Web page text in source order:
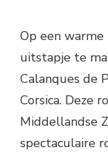
Op een
uitstapje te
Calanques de
Corsica. Deze
Middellandse
spectaculaire